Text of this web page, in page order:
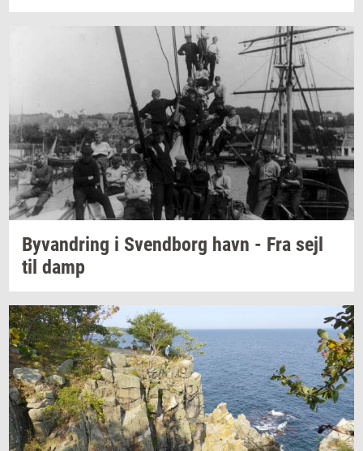
Byvan­dring i Svend­borg havn - Fra sejl
til damp